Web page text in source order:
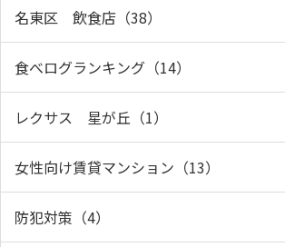
名東区 飲食店（38）
食べログランキング（14）
レクサス 星が丘（1）
女性向け賃貸マンション（13）
防犯対策（4）